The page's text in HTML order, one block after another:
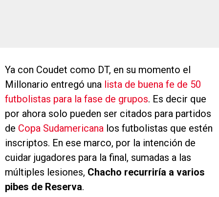
Ya con Coudet como DT, en su momento el
Millonario entregó una lista de buena fe de 50
futbolistas para la fase de grupos. Es decir que
por ahora solo pueden ser citados para partidos
de Copa Sudamericana los futbolistas que estén
inscriptos. En ese marco, por la intención de
cuidar jugadores para la final, sumadas a las
múltiples lesiones, Chacho recurriría a varios
pibes de Reserva.